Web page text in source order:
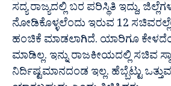
ಸದ್ಯ ರಾಜ್ಯದಲ್ಲಿ ಬರ ಪರಿಸ್ಥಿತಿ ಇದ್ದು,
ನೋಡಿಕೊಳ್ಳಲೆಂದು‌ ಇರುವ 12
ಹಂಚಿಕೆ ಮಾಡಲಾಗಿದೆ. ಯಾರಿಗೂ
ಮಾಡಿಲ್ಲ. ಇನ್ನು ರಾಜಕೀಯದಲ್ಲಿ ಸಚಿವ
ನಿರ್ದಿಷ್ಟಮಾನದಂಡ ಇಲ್ಲ. ಹೆಬ್ಬೆಟ್ಟು